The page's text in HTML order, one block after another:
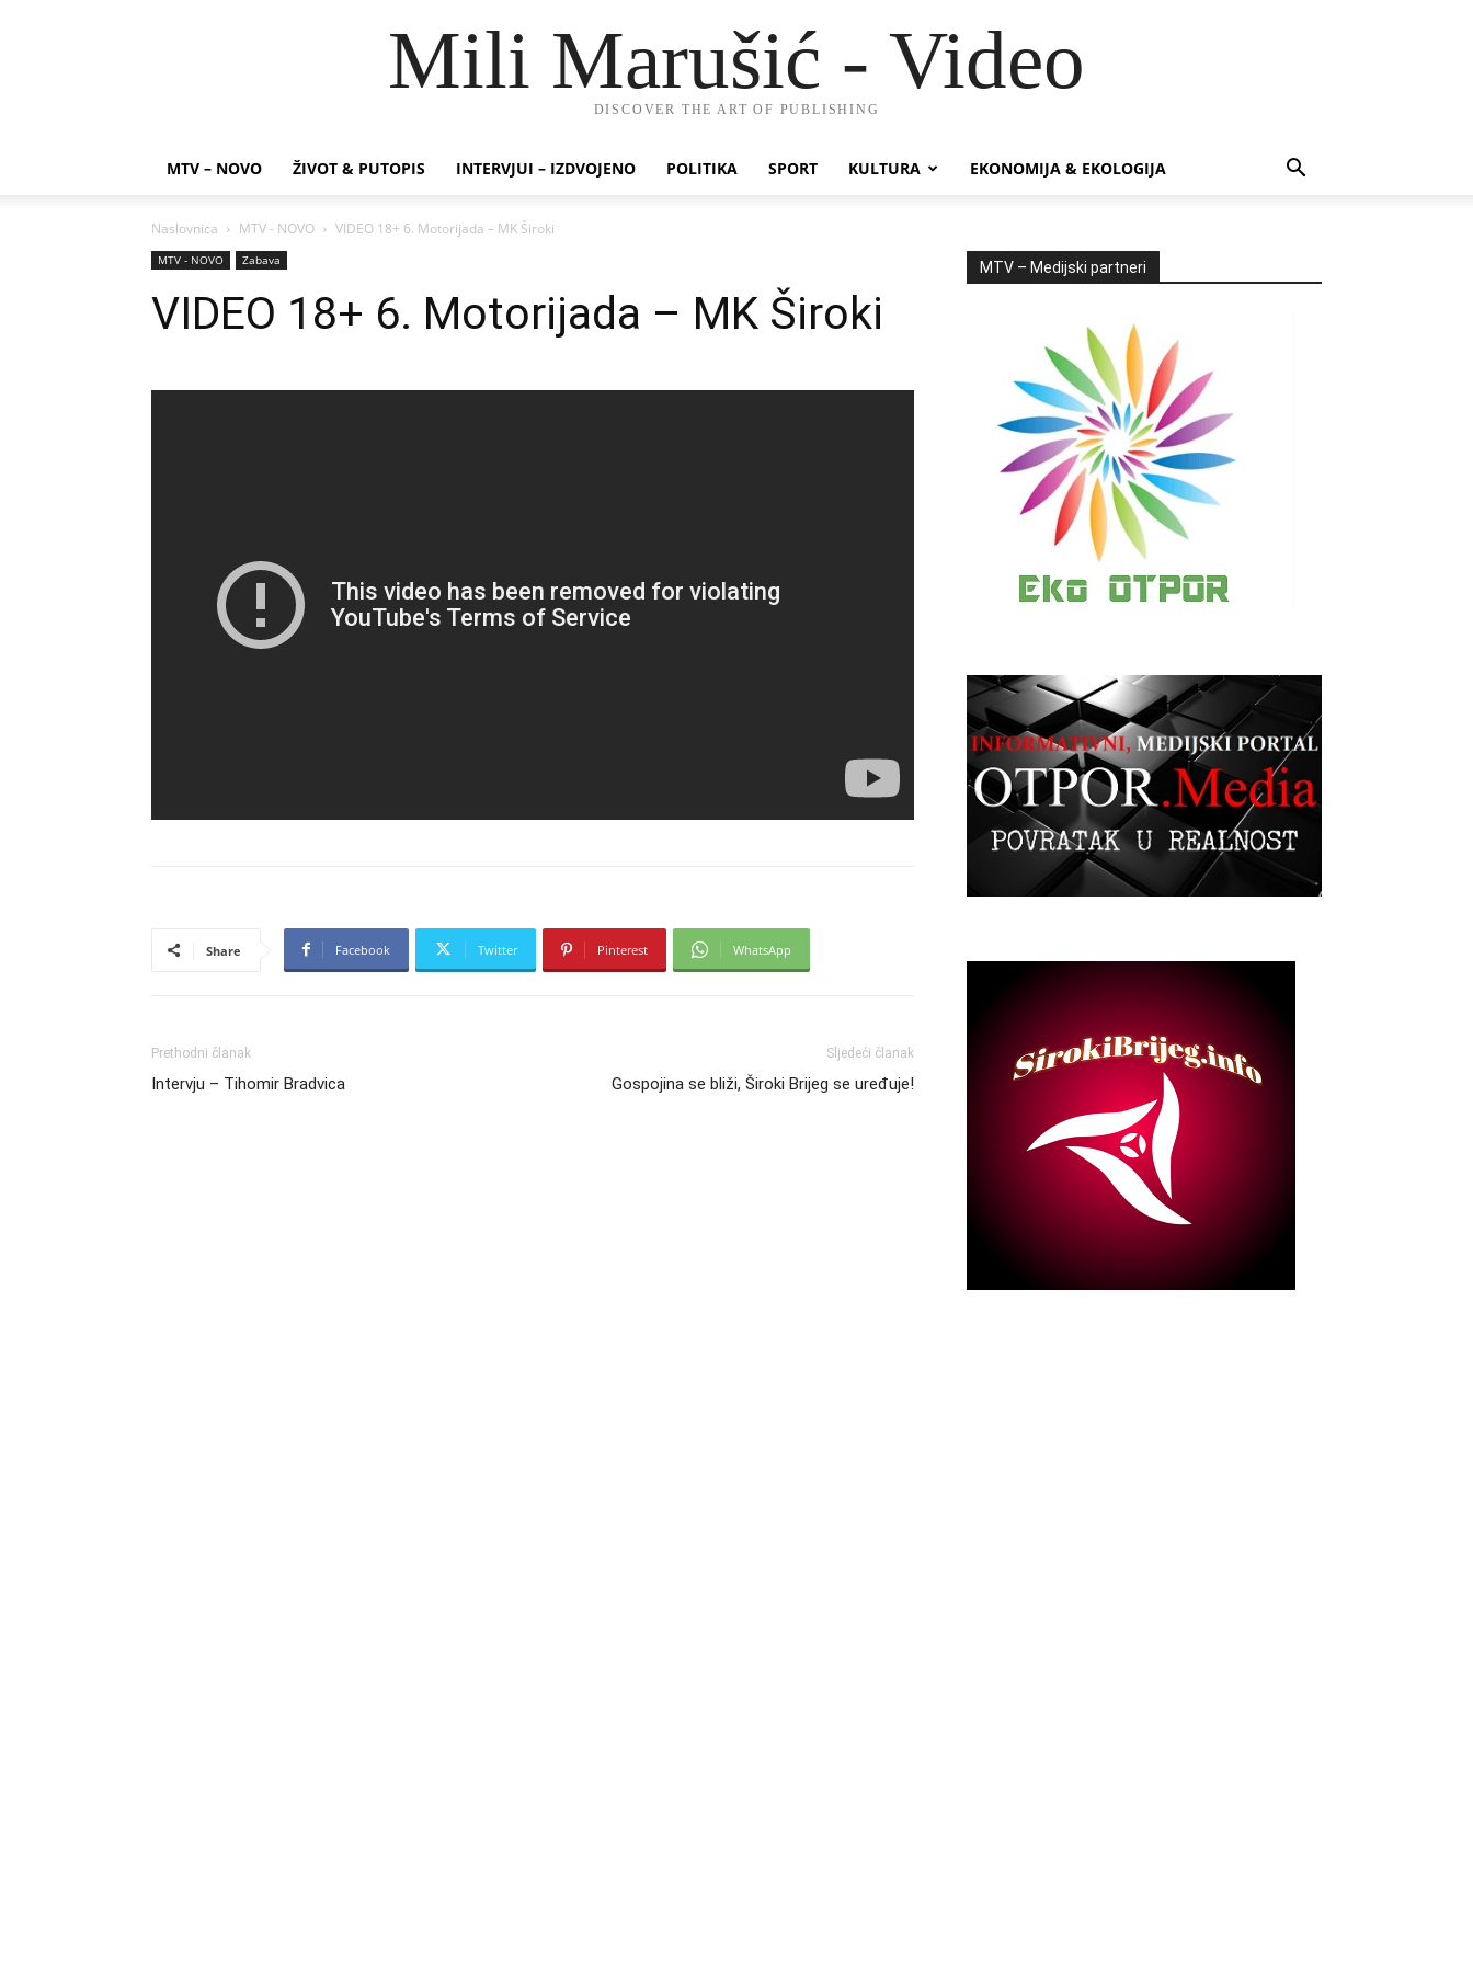
Mili Marušić - Video
DISCOVER THE ART OF PUBLISHING
MTV – NOVO ŽIVOT & PUTOPIS INTERVJUI – IZDVOJENO POLITIKA SPORT KULTURA EKONOMIJA & EKOLOGIJA
Naslovnica MTV - NOVO VIDEO 18+ 6. Motorijada – MK Široki
MTV - NOVO Zabava
VIDEO 18+ 6. Motorijada – MK Široki
Share Facebook Twitter Pinterest WhatsApp
Prethodni članak
Intervju – Tihomir Bradvica
Sljedeći članak
Gospojina se bliži, Široki Brijeg se uređuje!
MTV – Medijski partneri